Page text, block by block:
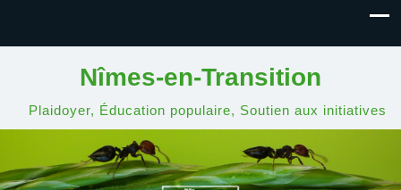
Nîmes-en-Transition
Plaidoyer, Éducation populaire, Soutien aux initiatives